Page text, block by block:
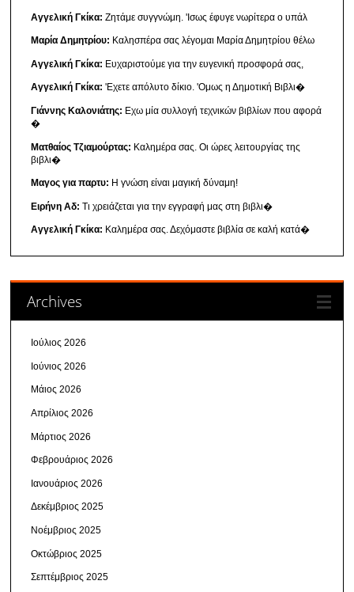
Αγγελική Γκίκα: Ζητάμε συγγνώμη. 'Ισως έφυγε νωρίτερα ο υπάλ
Μαρία Δημητρίου: Καλησπέρα σας λέγομαι Μαρία Δημητρίου θέλω
Αγγελική Γκίκα: Ευχαριστούμε για την ευγενική προσφορά σας,
Αγγελική Γκίκα: 'Εχετε απόλυτο δίκιο. 'Ομως η Δημοτική Βιβλι�
Γιάννης Καλονιάτης: Εχω μία συλλογή τεχνικών βιβλίων που αφορά
�
Ματθαίος Τζιαμούρτας: Καλημέρα σας. Οι ώρες λειτουργίας της
βιβλι�
Μαγος για παρτυ: Η γνώση είναι μαγική δύναμη!
Ειρήνη Αδ: Τι χρειάζεται για την εγγραφή μας στη βιβλι�
Αγγελική Γκίκα: Καλημέρα σας. Δεχόμαστε βιβλία σε καλή κατά�
Archives
Ιούλιος 2026
Ιούνιος 2026
Μάιος 2026
Απρίλιος 2026
Μάρτιος 2026
Φεβρουάριος 2026
Ιανουάριος 2026
Δεκέμβριος 2025
Νοέμβριος 2025
Οκτώβριος 2025
Σεπτέμβριος 2025